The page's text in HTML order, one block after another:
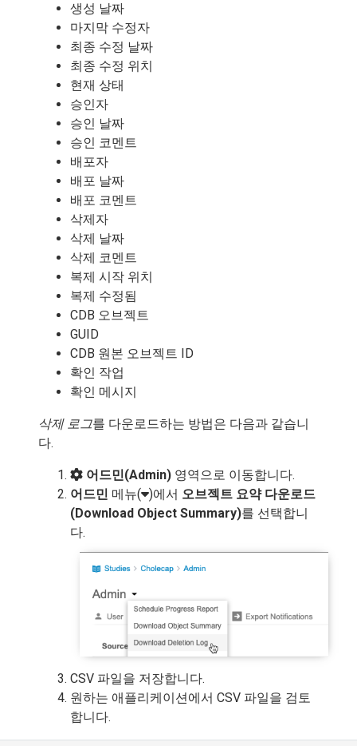
생성 날짜
마지막 수정자
최종 수정 날짜
최종 수정 위치
현재 상태
승인자
승인 날짜
승인 코멘트
배포자
배포 날짜
배포 코멘트
삭제자
삭제 날짜
삭제 코멘트
복제 시작 위치
복제 수정됨
CDB 오브젝트
GUID
CDB 원본 오브젝트 ID
확인 작업
확인 메시지
삭제 로그를 다운로드하는 방법은 다음과 같습니
다.
어드민(Admin) 영역으로 이동합니다.
어드민 메뉴( )에서 오브젝트 요약 다운로드
(Download Object Summary)를 선택합니
다.
CSV 파일을 저장합니다.
원하는 애플리케이션에서 CSV 파일을 검토
합니다.